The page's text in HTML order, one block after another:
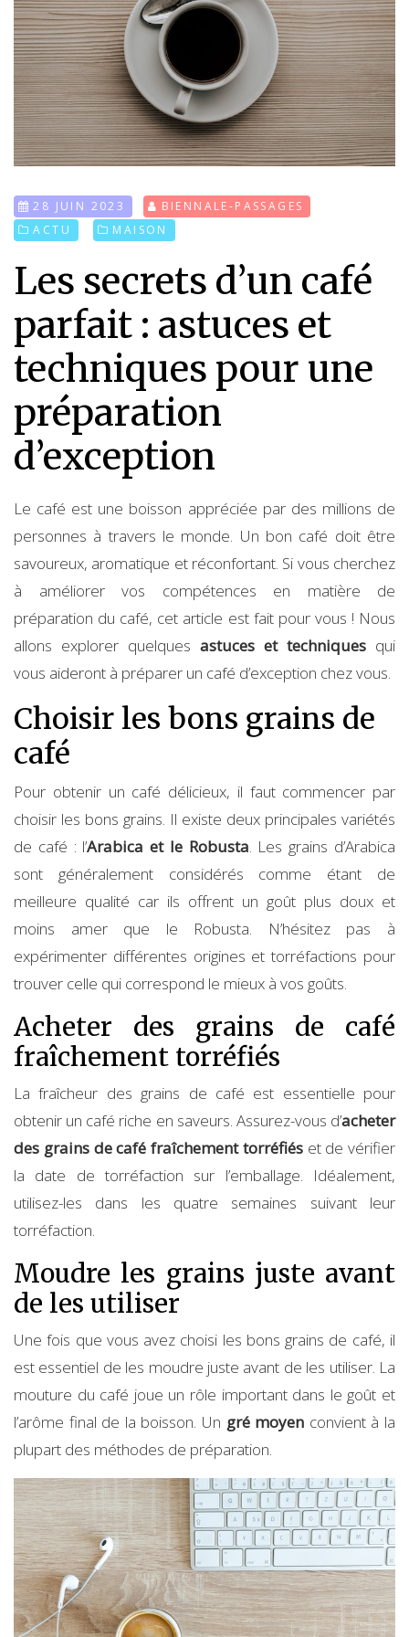
28 JUIN 2023
BIENNALE-PASSAGES
ACTU
MAISON
Les secrets d’un café
parfait : astuces et
techniques pour une
préparation
d’exception
Le café est une boisson appréciée par des millions de
personnes à travers le monde. Un bon café doit être
savoureux, aromatique et réconfortant. Si vous cherchez
à améliorer vos compétences en matière de
préparation du café, cet article est fait pour vous ! Nous
allons explorer quelques astuces et techniques qui
vous aideront à préparer un café d’exception chez vous.
Choisir les bons grains de
café
Pour obtenir un café délicieux, il faut commencer par
choisir les bons grains. Il existe deux principales variétés
de café : l’Arabica et le Robusta. Les grains d’Arabica
sont généralement considérés comme étant de
meilleure qualité car ils offrent un goût plus doux et
moins amer que le Robusta. N’hésitez pas à
expérimenter différentes origines et torréfactions pour
trouver celle qui correspond le mieux à vos goûts.
Acheter des grains de café
fraîchement torréfiés
La fraîcheur des grains de café est essentielle pour
obtenir un café riche en saveurs. Assurez-vous d’acheter
des grains de café fraîchement torréfiéset de vérifier
la date de torréfaction sur l’emballage. Idéalement,
utilisez-les dans les quatre semaines suivant leur
torréfaction.
Moudre les grains juste avant
de les utiliser
Une fois que vous avez choisi les bons grains de café, il
est essentiel de les moudre juste avant de les utiliser. La
mouture du café joue un rôle important dans le goût et
l’arôme final de la boisson. Un gré moyen convient à la
plupart des méthodes de préparation.